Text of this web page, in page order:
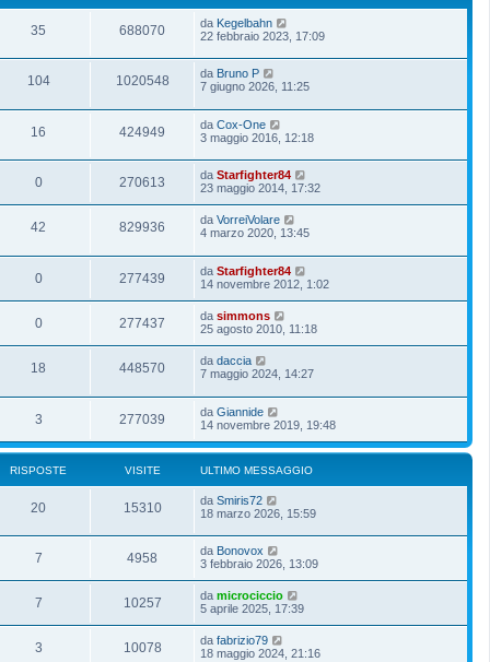
35 688070 da Kegelbahn
22 febbraio 2023, 17:09
104 1020548 da Bruno P
7 giugno 2026, 11:25
16 424949 da Cox-One
3 maggio 2016, 12:18
0 270613 da Starfighter84
23 maggio 2014, 17:32
42 829936 da VorreiVolare
4 marzo 2020, 13:45
0 277439 da Starfighter84
14 novembre 2012, 1:02
0 277437 da simmons
25 agosto 2010, 11:18
18 448570 da daccia
7 maggio 2024, 14:27
3 277039 da Giannide
14 novembre 2019, 19:48
RISPOSTE VISITE ULTIMO MESSAGGIO
20 15310 da Smiris72
18 marzo 2026, 15:59
7 4958 da Bonovox
3 febbraio 2026, 13:09
7 10257 da microciccio
5 aprile 2025, 17:39
3 10078 da fabrizio79
18 maggio 2024, 21:16